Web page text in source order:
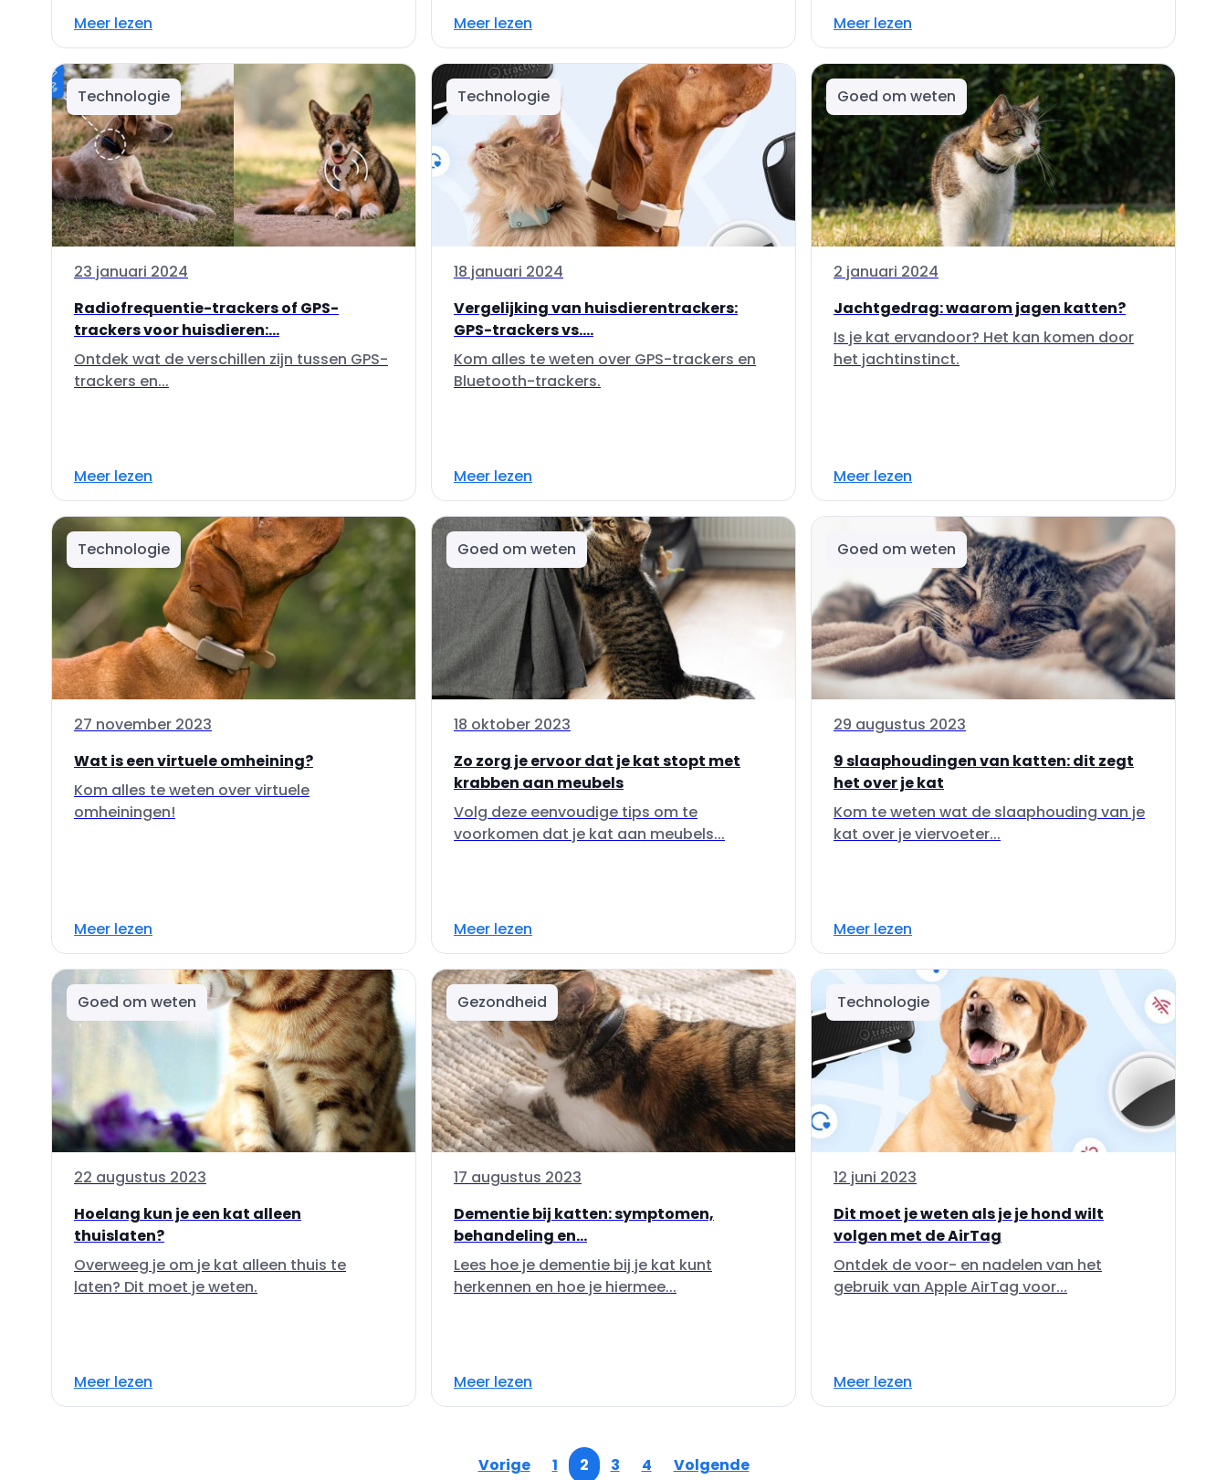
Meer lezen Meer lezen Meer lezen
Technologie
23 januari 2024
Radiofrequentie-trackers of GPS-
trackers voor huisdieren:...
Ontdek wat de verschillen zijn tussen GPS-
trackers en...
Meer lezen
Technologie
18 januari 2024
Vergelijking van huisdierentrackers:
GPS-trackers vs....
Kom alles te weten over GPS-trackers en
Bluetooth-trackers.
Meer lezen
Goed om weten
2 januari 2024
Jachtgedrag: waarom jagen katten?
Is je kat ervandoor? Het kan komen door
het jachtinstinct.
Meer lezen
Technologie
27 november 2023
Wat is een virtuele omheining?
Kom alles te weten over virtuele
omheiningen!
Meer lezen
Goed om weten
18 oktober 2023
Zo zorg je ervoor dat je kat stopt met
krabben aan meubels
Volg deze eenvoudige tips om te
voorkomen dat je kat aan meubels...
Meer lezen
Goed om weten
29 augustus 2023
9 slaaphoudingen van katten: dit zegt
het over je kat
Kom te weten wat de slaaphouding van je
kat over je viervoeter...
Meer lezen
Goed om weten
22 augustus 2023
Hoelang kun je een kat alleen
thuislaten?
Overweeg je om je kat alleen thuis te
laten? Dit moet je weten.
Meer lezen
Gezondheid
17 augustus 2023
Dementie bij katten: symptomen,
behandeling en...
Lees hoe je dementie bij je kat kunt
herkennen en hoe je hiermee...
Meer lezen
Technologie
12 juni 2023
Dit moet je weten als je je hond wilt
volgen met de AirTag
Ontdek de voor- en nadelen van het
gebruik van Apple AirTag voor...
Meer lezen
Vorige 1 2 3 4 Volgende